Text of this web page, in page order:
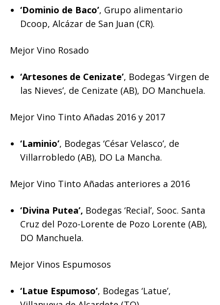
‘Dominio de Baco’, Grupo alimentario
Dcoop, Alcázar de San Juan (CR).
Mejor Vino Rosado
‘Artesones de Cenizate’, Bodegas ‘Virgen de
las Nieves’, de Cenizate (AB), DO Manchuela.
Mejor Vino Tinto Añadas 2016 y 2017
‘Laminio’, Bodegas ‘César Velasco’, de
Villarrobledo (AB), DO La Mancha.
Mejor Vino Tinto Añadas anteriores a 2016
‘Divina Putea’, Bodegas ‘Recial’, Sooc. Santa
Cruz del Pozo-Lorente de Pozo Lorente (AB),
DO Manchuela.
Mejor Vinos Espumosos
‘Latue Espumoso’, Bodegas ‘Latue’,